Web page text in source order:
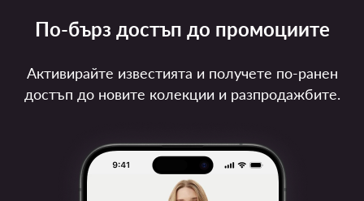
По-бърз достъп до промоциите
Активирайте известията и получете по-ранен
достъп до новите колекции и разпродажбите.